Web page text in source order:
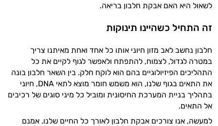
לשאול היא האם אבקת חלבון בריאה.
זה התחיל כשהיינו תינוקות
חלבון נחשב לאב מזון חיוני אותו כל אחד ואחת מאיתנו צריך
במטרה לגדול, לצמוח, להתפתח ולאפשר לגוף לקיים את כל
התהליכים הפיזיולוגיים בהם הוא לוקח חלק. בין השאר חלבון בונה
את התאים בגוף שלנו, הוא משמש חומר מוצא לתאי DNA, חיוני
בתהליך בניית המערכת החיסונית ומוביל כל מיני סוגים של רכיבים
אל התאים.
למעשה, אנו צורכים אבקת חלבון לאורך כל החיים שלנו. אמנם